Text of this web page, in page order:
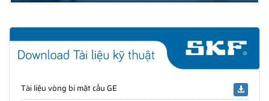
Tài liệu vòng bi mặt cầu GE